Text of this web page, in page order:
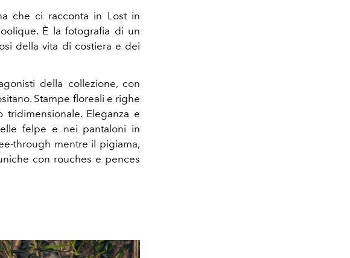
che ci racconta in Lost in
È la fotografia di un
della vita di costiera e dei
della collezione, con
Stampe floreali e righe
Eleganza e
felpe e nei pantaloni in
through mentre il pigiama,
con rouches e pences